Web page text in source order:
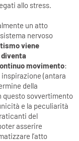
allo stress.
un atto
nervoso
viene
movimento:
(antara
della
questo sovvertimento
e la peculiarità
del
asserire
l’atto